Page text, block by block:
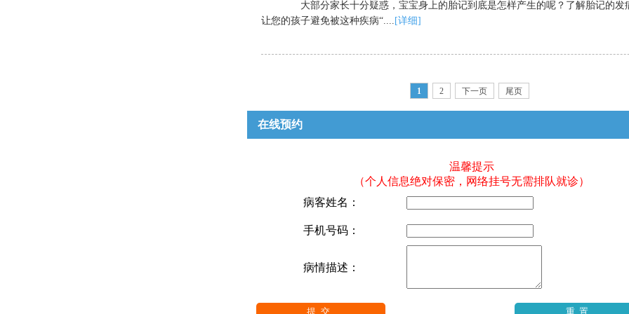
大部分家长十分疑惑，宝宝身上的胎记到底是怎样产生的呢？了解胎记的发
让您的孩子避免被这种疾病“....
[详细]
1 2 下一页 尾页
在线预约
温馨提示
（个人信息绝对保密，网络挂号无需排队就诊）
病客姓名：
手机号码：
病情描述：